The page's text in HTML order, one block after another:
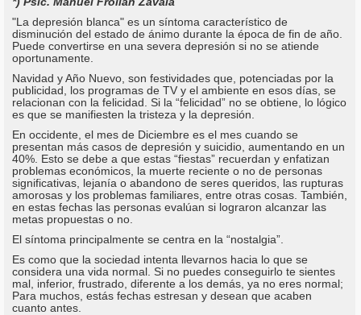
"La depresión blanca" es un síntoma característico de
disminución del estado de ánimo durante la época de fin de año.
Puede convertirse en una severa depresión si no se atiende
oportunamente.
Navidad y Año Nuevo, son festividades que, potenciadas por la
publicidad, los programas de TV y el ambiente en esos días, se
relacionan con la felicidad. Si la “felicidad” no se obtiene, lo lógico
es que se manifiesten la tristeza y la depresión.
En occidente, el mes de Diciembre es el mes cuando se
presentan más casos de depresión y suicidio, aumentando en un
40%. Esto se debe a que estas “fiestas” recuerdan y enfatizan
problemas económicos, la muerte reciente o no de personas
significativas, lejanía o abandono de seres queridos, las rupturas
amorosas y los problemas familiares, entre otras cosas. También,
en estas fechas las personas evalúan si lograron alcanzar las
metas propuestas o no.
El síntoma principalmente se centra en la “nostalgia”.
Es como que la sociedad intenta llevarnos hacia lo que se
considera una vida normal. Si no puedes conseguirlo te sientes
mal, inferior, frustrado, diferente a los demás, ya no eres normal;
Para muchos, estás fechas estresan y desean que acaben
cuanto antes.